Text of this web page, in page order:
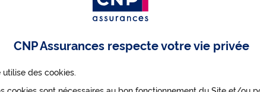
l’assurance collective
de prévoyance.
CNP Assurances respecte votre vie privée
utilise des cookies.
cookies sont nécessaires au bon fonctionnement du Site et/ou